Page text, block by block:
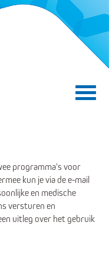
programma's voor
kun je via de e-mail
en medische
versturen en
uitleg over het gebruik